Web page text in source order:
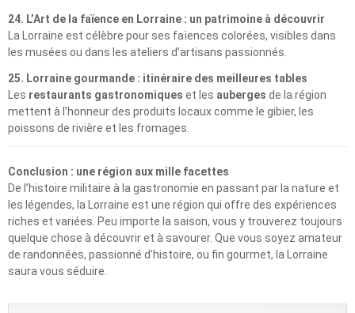
24. L’Art de la faïence en Lorraine : un patrimoine à découvrir
La Lorraine est célèbre pour ses faïences colorées, visibles dans
les musées ou dans les ateliers d’artisans passionnés.
25. Lorraine gourmande : itinéraire des meilleures tables
Les restaurants gastronomiques et les auberges de la région
mettent à l’honneur des produits locaux comme le gibier, les
poissons de rivière et les fromages.
Conclusion : une région aux mille facettes
De l’histoire militaire à la gastronomie en passant par la nature et
les légendes, la Lorraine est une région qui offre des expériences
riches et variées. Peu importe la saison, vous y trouverez toujours
quelque chose à découvrir et à savourer. Que vous soyez amateur
de randonnées, passionné d’histoire, ou fin gourmet, la Lorraine
saura vous séduire.